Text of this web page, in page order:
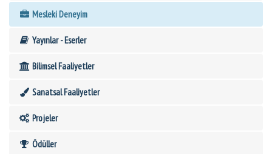
Mesleki Deneyim
Yayınlar - Eserler
Bilimsel Faaliyetler
Sanatsal Faaliyetler
Projeler
Ödüller